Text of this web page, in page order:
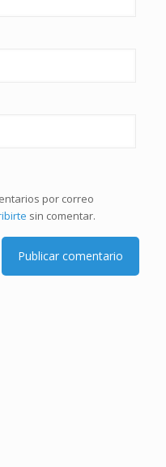
por correo
sin comentar.